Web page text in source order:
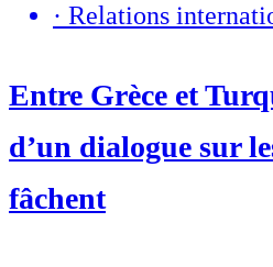
· Relations
Entre Grèce et
d’un dialogue sur
fâchent